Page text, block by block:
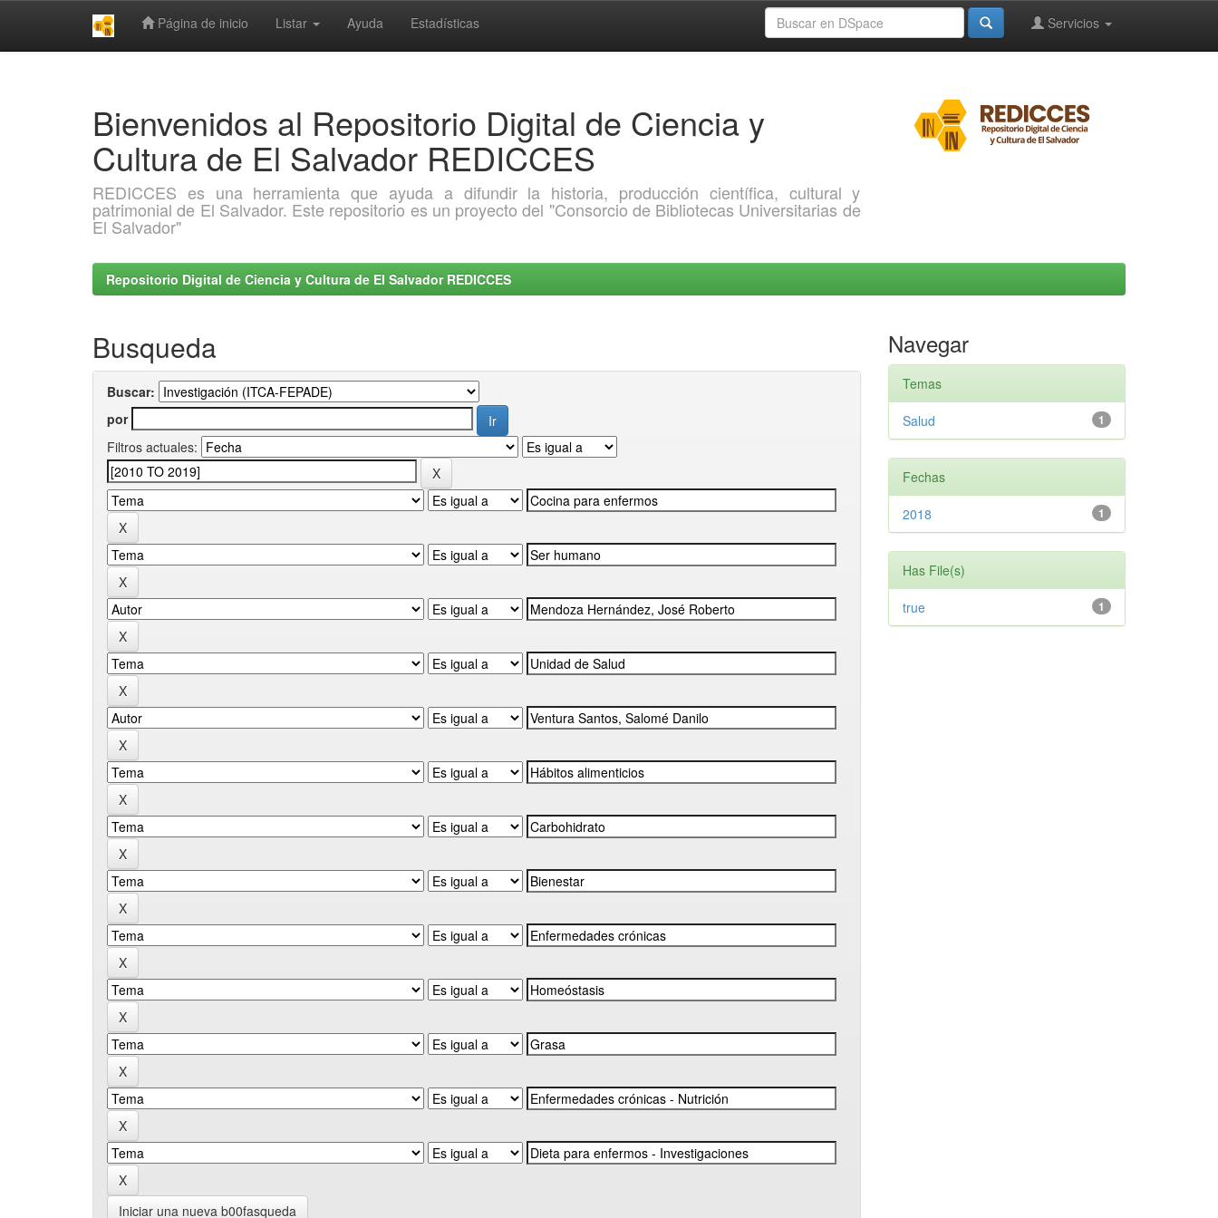
Página de inicio Listar Ayuda Estadísticas Servicios
Bienvenidos al Repositorio Digital de Ciencia y
Cultura de El Salvador REDICCES
REDICCES es una herramienta que ayuda a difundir la historia, producción científica, cultural y
patrimonial de El Salvador. Este repositorio es un proyecto del "Consorcio de Bibliotecas Universitarias de
El Salvador"
Repositorio Digital de Ciencia y Cultura de El Salvador REDICCES
Busqueda
Buscar:
por
Filtros actuales:
Iniciar una nueva b00fasqueda
Navegar
Temas
1
Salud
Fechas
1
2018
Has File(s)
1
true